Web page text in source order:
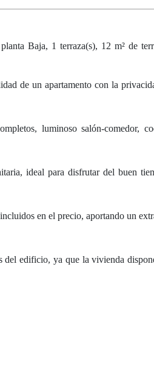
Baja, 1 terraza(s), 12 m² de
de un apartamento con la
luminoso salón-comedor,
ideal para disfrutar del buen
en el precio, aportando un
del edificio, ya que la vivienda